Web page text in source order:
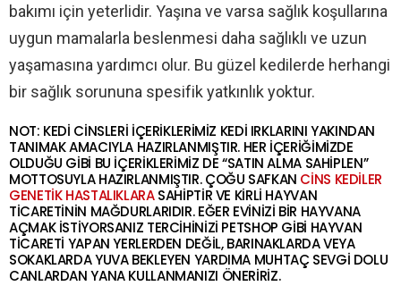
bakımı için yeterlidir. Yaşına ve varsa sağlık koşullarına
uygun mamalarla beslenmesi daha sağlıklı ve uzun
yaşamasına yardımcı olur. Bu güzel kedilerde herhangi
bir sağlık sorununa spesifik yatkınlık yoktur.
NOT: KEDİ CİNSLERİ İÇERİKLERİMİZ KEDİ IRKLARINI YAKINDAN
TANIMAK AMACIYLA HAZIRLANMIŞTIR. HER İÇERİĞİMİZDE
OLDUĞU GİBİ BU İÇERİKLERİMİZ DE “SATIN ALMA SAHİPLEN”
MOTTOSUYLA HAZIRLANMIŞTIR. ÇOĞU SAFKAN CİNS KEDİLER
GENETİK HASTALIKLARASAHİPTİR VE KİRLİ HAYVAN
TİCARETİNİN MAĞDURLARIDIR. EĞER EVİNİZİ BİR HAYVANA
AÇMAK İSTİYORSANIZ TERCİHİNİZİ PETSHOP GİBİ HAYVAN
TİCARETİ YAPAN YERLERDEN DEĞİL, BARINAKLARDA VEYA
SOKAKLARDA YUVA BEKLEYEN YARDIMA MUHTAÇ SEVGİ DOLU
CANLARDAN YANA KULLANMANIZI ÖNERİRİZ.